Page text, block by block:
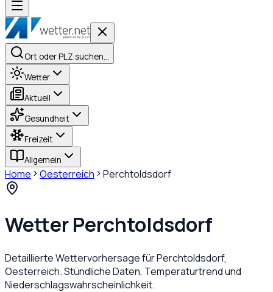
Ort oder PLZ suchen…
Wetter
Aktuell
Gesundheit
Freizeit
Allgemein
Home Oesterreich Perchtoldsdorf
WetterPerchtoldsdorf
Detaillierte Wettervorhersage fürPerchtoldsdorf,
Oesterreich. Stündliche Daten, Temperaturtrend und
Niederschlagswahrscheinlichkeit.